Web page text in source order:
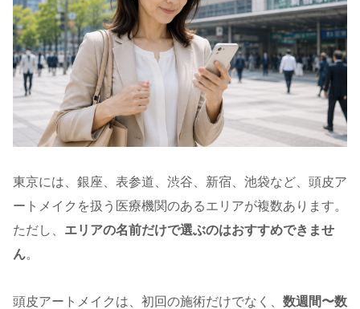
東京には、銀座、表参道、渋谷、新宿、池袋など、頭皮ア
ートメイクを扱う医療機関のあるエリアが複数あります。
ただし、 エリアの名前だけで選ぶのはおすすめできませ
ん。
頭皮アートメイクは、初回の施術だけでなく、 数週間〜数